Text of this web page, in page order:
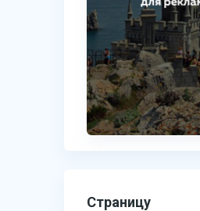
Страницу